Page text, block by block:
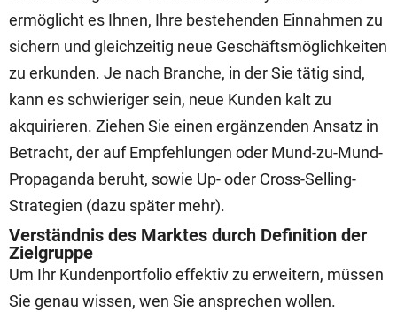
ermöglicht es Ihnen, Ihre bestehenden Einnahmen zu
sichern und gleichzeitig neue Geschäftsmöglichkeiten
zu erkunden. Je nach Branche, in der Sie tätig sind,
kann es schwieriger sein, neue Kunden kalt zu
akquirieren. Ziehen Sie einen ergänzenden Ansatz in
Betracht, der auf Empfehlungen oder Mund-zu-Mund-
Propaganda beruht, sowie Up- oder Cross-Selling-
Strategien (dazu später mehr).
Verständnis des Marktes durch Definition der
Zielgruppe
Um Ihr Kundenportfolio effektiv zu erweitern, müssen
Sie genau wissen, wen Sie ansprechen wollen.